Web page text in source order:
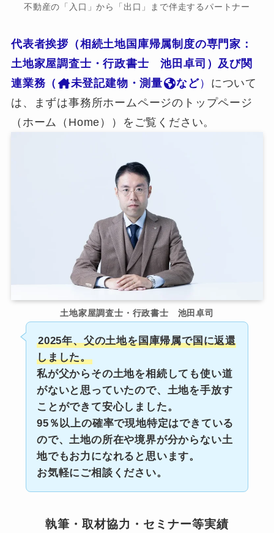
不動産の「入口」から「出口」まで伴走するパートナー
代表者挨拶（相続土地国庫帰属制度の専門家：
土地家屋調査士・行政書士 池田卓司）及び関
連業務（
未登記建物・測量 など） について
は、まずは事務所ホームページのトップページ
（ホーム（Home））をご覧ください。
土地家屋調査士・行政書士 池田卓司
2025年、父の土地を国庫帰属で国に返還
しました。
私が父からその土地を相続しても使い道
がないと思っていたので、土地を手放す
ことができて安心しました。
95％以上の確率で現地特定はできている
ので、土地の所在や境界が分からない土
地でもお力になれると思います。
お気軽にご相談ください。
執筆・取材協力・セミナー等実績